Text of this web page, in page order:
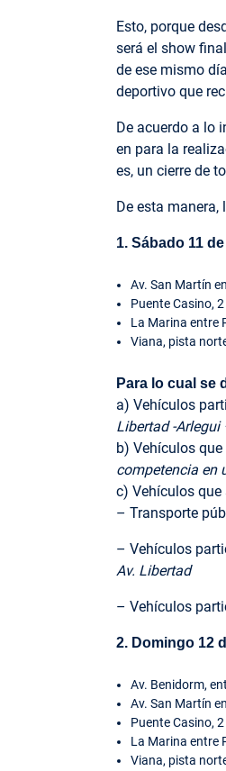
Esto, porque
será el show
de ese mismo
deportivo que
De acuerdo a lo
en para la
es, un cierre de
De esta manera,
1. Sábado 11
Av. San Martín
Puente Casino,
La Marina entre
Viana, pista
Para lo cual se
a) Vehículos
Libertad -Arlegui
b) Vehículos
competencia en
c) Vehículos que
– Transporte
– Vehículos
Av. Libertad
– Vehículos
2. Domingo 12
Av. Benidorm,
Av. San Martín
Puente Casino,
La Marina entre
Viana, pista